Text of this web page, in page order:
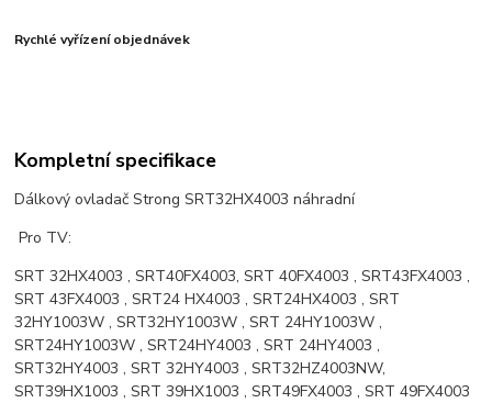
Rychlé vyřízení objednávek
Kompletní specifikace
Dálkový ovladač Strong SRT32HX4003 náhradní
Pro TV:
SRT 32HX4003 , SRT40FX4003, SRT 40FX4003 , SRT43FX4003 ,
SRT 43FX4003 , SRT24 HX4003 , SRT24HX4003 , SRT
32HY1003W , SRT32HY1003W , SRT 24HY1003W ,
SRT24HY1003W , SRT24HY4003 , SRT 24HY4003 ,
SRT32HY4003 , SRT 32HY4003 , SRT32HZ4003NW,
SRT39HX1003 , SRT 39HX1003 , SRT49FX4003 , SRT 49FX4003